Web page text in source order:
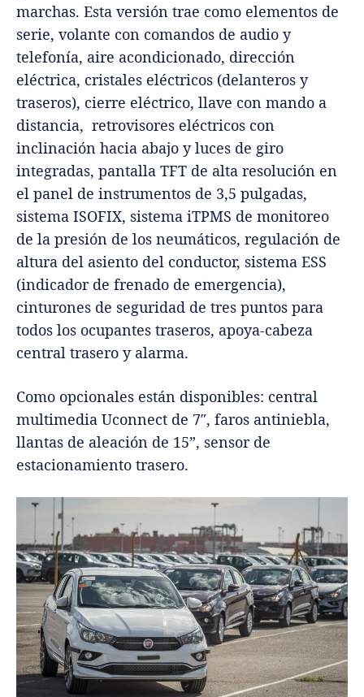
marchas. Esta versión trae como elementos de
serie, volante con comandos de audio y
telefonía, aire acondicionado, dirección
eléctrica, cristales eléctricos (delanteros y
traseros), cierre eléctrico, llave con mando a
distancia, retrovisores eléctricos con
inclinación hacia abajo y luces de giro
integradas, pantalla TFT de alta resolución en
el panel de instrumentos de 3,5 pulgadas,
sistema ISOFIX, sistema iTPMS de monitoreo
de la presión de los neumáticos, regulación de
altura del asiento del conductor, sistema ESS
(indicador de frenado de emergencia),
cinturones de seguridad de tres puntos para
todos los ocupantes traseros, apoya-cabeza
central trasero y alarma.
Como opcionales están disponibles: central
multimedia Uconnect de 7″, faros antiniebla,
llantas de aleación de 15”, sensor de
estacionamiento trasero.